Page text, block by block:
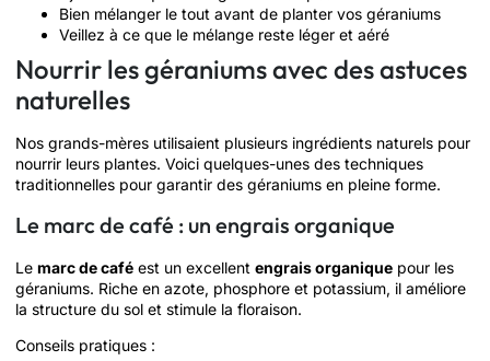
Bien mélanger le tout avant de planter vos géraniums
Veillez à ce que le mélange reste léger et aéré
Nourrir les géraniums avec des astuces
naturelles
Nos grands-mères utilisaient plusieurs ingrédients naturels pour
nourrir leurs plantes. Voici quelques-unes des techniques
traditionnelles pour garantir des géraniums en pleine forme.
Le marc de café : un engrais organique
Le marc de café est un excellent engrais organique pour les
géraniums. Riche en azote, phosphore et potassium, il améliore
la structure du sol et stimule la floraison.
Conseils pratiques :